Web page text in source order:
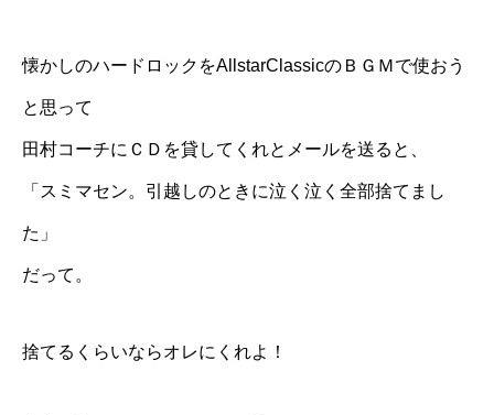
懐かしのハードロックをAllstarClassicのＢＧＭで使おう
と思って
田村コーチにＣＤを貸してくれとメールを送ると、
「スミマセン。引越しのときに泣く泣く全部捨てまし
た」
だって。
捨てるくらいならオレにくれよ！